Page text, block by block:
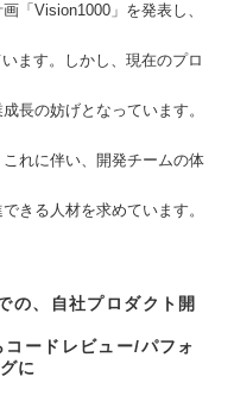
「Vision1000」を発表し、
ます。しかし、現在のプロ
長の妨げとなっています。
れに伴い、開発チームの体
きる人材を求めています。
、自社プロダクト開
ードレビュー/パフォ
に